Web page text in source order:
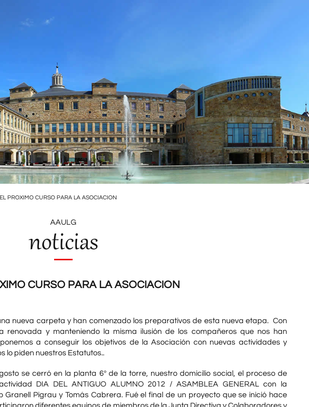
PROXIMO CURSO PARA LA ASOCIACION
AAULG
noticias
CURSO PARA LA ASOCIACION
nueva carpeta y han comenzado los preparativos de esta nueva etapa. Con
renovada y manteniendo la misma ilusión de los compañeros que nos han
a conseguir los objetivos de la Asociación con nuevas actividades y
lo piden nuestros Estatutos..
se cerró en la planta 6º de la torre, nuestro domicilio social, el proceso de
DIA DEL ANTIGUO ALUMNO 2012 / ASAMBLEA GENERAL con la
Granell Pigrau y Tomás Cabrera. Fué el final de un proyecto que se inició hace